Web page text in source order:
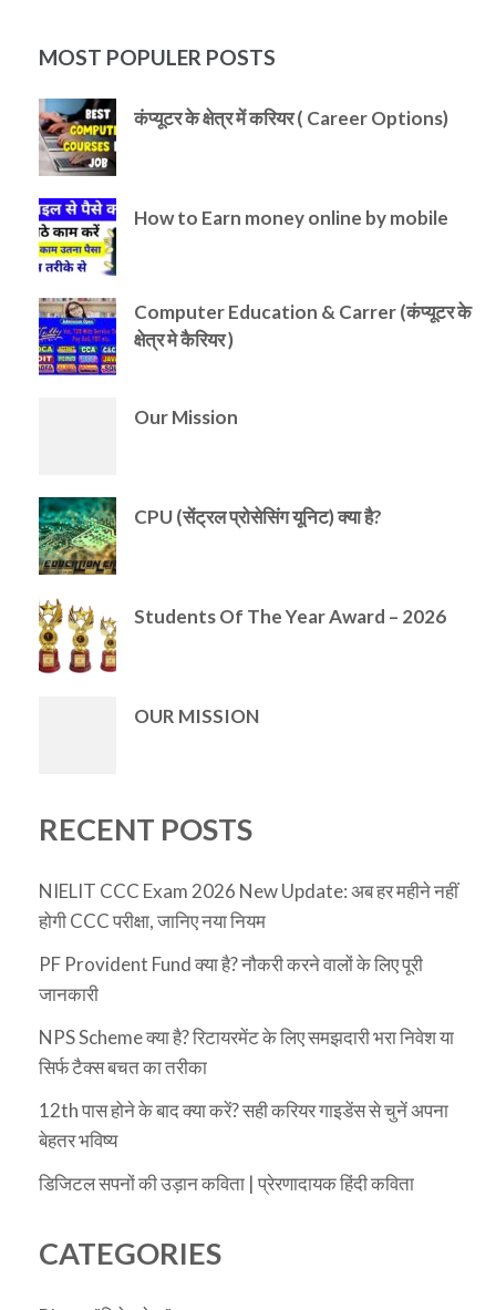
MOST POPULER POSTS
कंप्यूटर के क्षेत्र में करियर ( Career Options)
How to Earn money online by mobile
Computer Education & Carrer (कंप्यूटर के
क्षेत्र मे कैरियर )
Our Mission
CPU (सेंट्रल प्रोसेसिंग यूनिट) क्या है?
Students Of The Year Award – 2026
OUR MISSION
RECENT POSTS
NIELIT CCC Exam 2026 New Update: अब हर महीने नहीं
होगी CCC परीक्षा, जानिए नया नियम
PF Provident Fund क्या है? नौकरी करने वालों के लिए पूरी
जानकारी
NPS Scheme क्या है? रिटायरमेंट के लिए समझदारी भरा निवेश या
सिर्फ टैक्स बचत का तरीका
12th पास होने के बाद क्या करें? सही करियर गाइडेंस से चुनें अपना
बेहतर भविष्य
डिजिटल सपनों की उड़ान कविता | प्रेरणादायक हिंदी कविता
CATEGORIES